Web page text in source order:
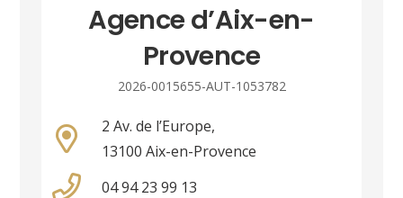
Agence d’Aix-en-
Provence
2026-0015655-AUT-1053782
2 Av. de l’Europe,
13100 Aix-en-Provence
04 94 23 99 13